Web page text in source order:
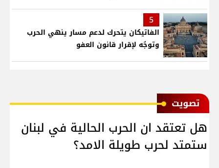
5
الفاتيكان يتحرك لدعم مسار ينهي الحرب
وتوجُه لإقرار قانون العفو
ﺗﺼﻮﻳﺖ
هل تعتقد ان الحرب الحالية في لبنان
ستمتد لحرب طويلة الامد؟